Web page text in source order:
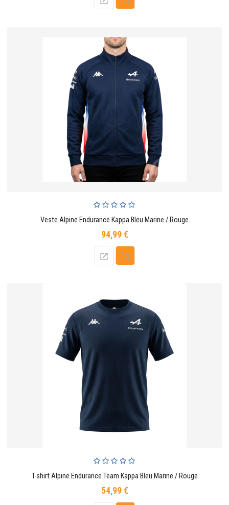
Veste Alpine Endurance Kappa Bleu Marine / Rouge
94,99 €Prix
T-shirt Alpine Endurance Team Kappa Bleu Marine / Rouge
54,99 €Prix